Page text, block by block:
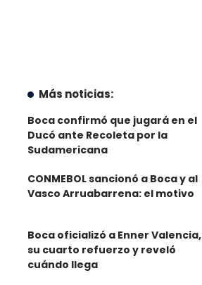
Más noticias:
Boca confirmó que jugará en el
Ducó ante Recoleta por la
Sudamericana
CONMEBOL sancionó a Boca y al
Vasco Arruabarrena: el motivo
Boca oficializó a Enner Valencia,
su cuarto refuerzo y reveló
cuándo llega